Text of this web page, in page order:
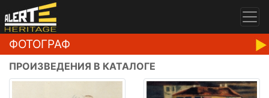
ФОТОГРАФ
ПРОИЗВЕДЕНИЯ В КАТАЛОГЕ